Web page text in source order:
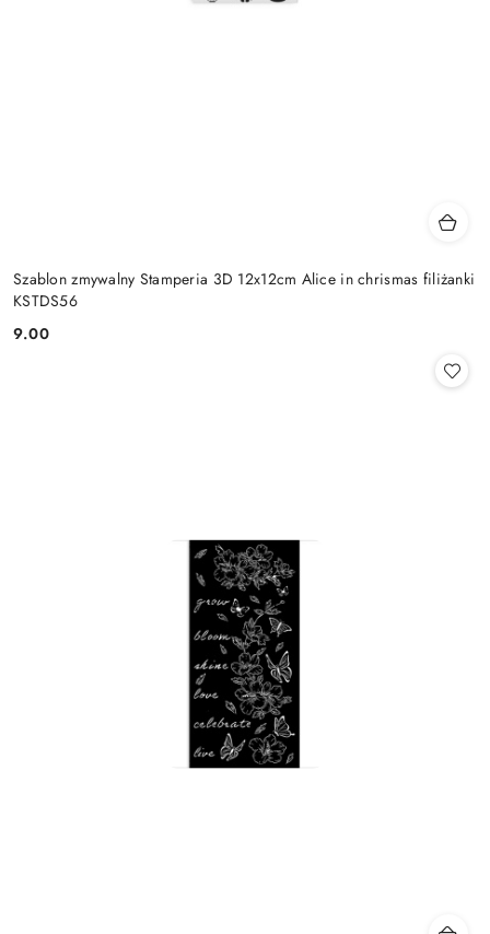
Szablon zmywalny Stamperia 3D 12x12cm Alice in chrismas filiżanki
KSTDS56
Cena:
9.00